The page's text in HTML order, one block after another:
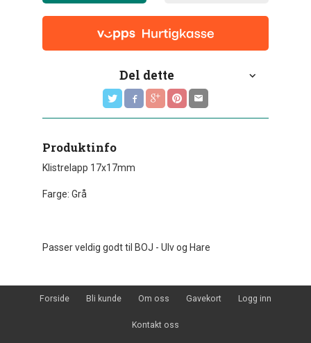
Del dette
Produktinfo
Klistrelapp 17x17mm
Farge: Grå
Passer veldig godt til BOJ - Ulv og Hare
Forside Bli kunde Om oss Gavekort Logg inn
Kontakt oss